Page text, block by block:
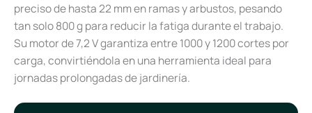
preciso de hasta 22 mm en ramas y arbustos, pesando
tan solo 800 g para reducir la fatiga durante el trabajo.
Su motor de 7,2 V garantiza entre 1000 y 1200 cortes por
carga, convirtiéndola en una herramienta ideal para
jornadas prolongadas de jardinería.